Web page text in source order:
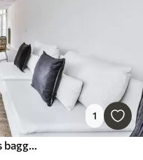
1
Farvede abstrakte bølger på en lys baggrund